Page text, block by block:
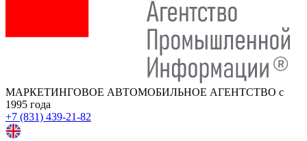
МАРКЕТИНГОВОЕ АВТОМОБИЛЬНОЕ АГЕНТСТВО с
1995 года
+7 (831) 439-21-82